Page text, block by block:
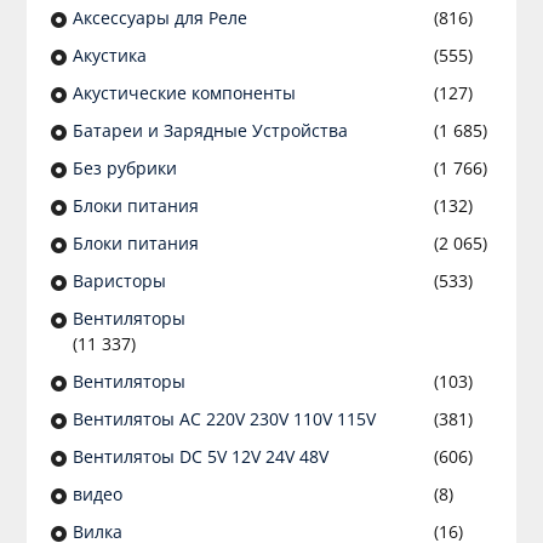
Аксессуары для Реле
(816)
Акустика
(555)
Акустические компоненты
(127)
Батареи и Зарядные Устройства
(1 685)
Без рубрики
(1 766)
Блоки питания
(132)
Блоки питания
(2 065)
Варисторы
(533)
Вентиляторы
(11 337)
Вентиляторы
(103)
Вентилятоы AC 220V 230V 110V 115V
(381)
Вентилятоы DC 5V 12V 24V 48V
(606)
видео
(8)
Вилка
(16)